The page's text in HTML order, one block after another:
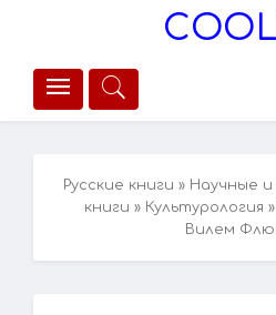
Русские книги » Научные и
книги » Культурология
Вилем